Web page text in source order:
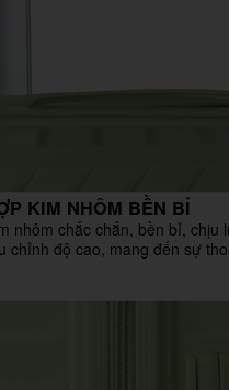
KIM NHÔM BỀN BỈ
nhôm chắc chắn, bền bỉ, chịu
chỉnh độ cao, mang đến sự